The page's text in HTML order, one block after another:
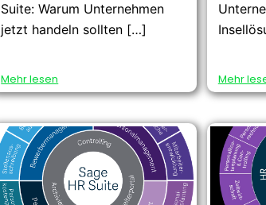
Suite: Warum Unternehmen
jetzt handeln sollten […]
Mehr lesen Mehr